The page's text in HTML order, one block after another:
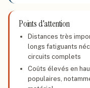
Points d'attention
Distances très
longs fatiguants
circuits complets
Coûts élevés en
populaires,